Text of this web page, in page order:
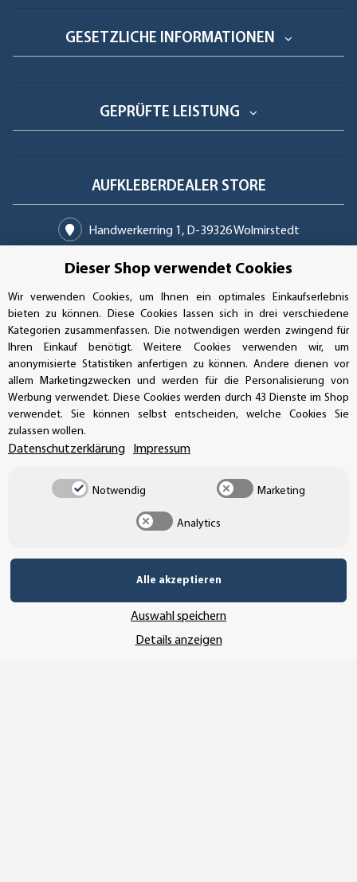
GESETZLICHE INFORMATIONEN
GEPRÜFTE LEISTUNG
AUFKLEBERDEALER STORE
Handwerkerring 1, D-39326 Wolmirstedt
Bestellungen/Support: +49 (0)39-201-28-98-10
Buchhaltung: +49 (0)39-201-28-98-17
info@aufkleberdealer.de
UNSER AFFILIATE-PROGRAMM
UNSERE ZAHLUNGSARTEN*
SSL-Verschlüsselung
UNSER VERSANDDIENSTLEISTER
Dieser Shop verwendet Cookies
Wir verwenden Cookies, um Ihnen ein optimales Einkaufserlebnis
bieten zu können. Diese Cookies lassen sich in drei verschiedene
Kategorien zusammenfassen. Die notwendigen werden zwingend für
Ihren Einkauf benötigt. Weitere Cookies verwenden wir, um
anonymisierte Statistiken anfertigen zu können. Andere dienen vor
allem Marketingzwecken und werden für die Personalisierung von
Werbung verwendet. Diese Cookies werden durch 43 Dienste im Shop
verwendet. Sie können selbst entscheiden, welche Cookies Sie
zulassen wollen.
Datenschutzerklärung Impressum
Notwendig Marketing
Analytics
Alle akzeptieren
Auswahl speichern
Details anzeigen